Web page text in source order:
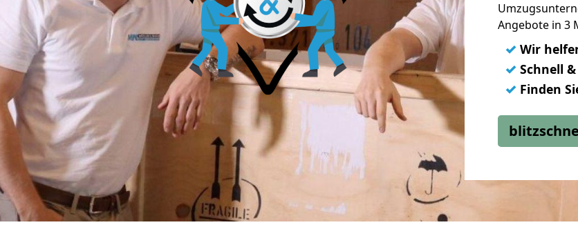
Angebote in 3
✓ Wir
✓ Schnell
✓ Finden